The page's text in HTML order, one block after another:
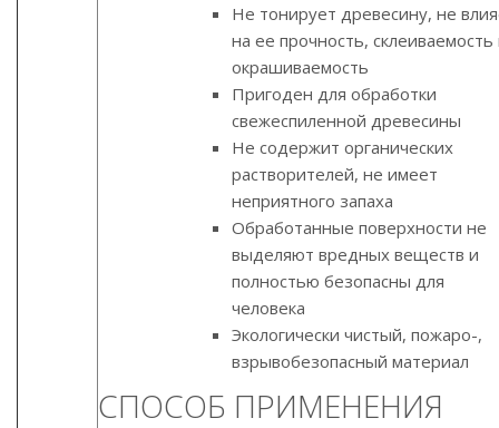
Не тонирует древесину, не
на ее прочность, склеиваемость
окрашиваемость
Пригоден для обработки
свежеспиленной древесины
Не содержит органических
растворителей, не имеет
неприятного запаха
Обработанные поверхности не
выделяют вредных веществ и
полностью безопасны для
человека
Экологически чистый, пожаро-,
взрывобезопасный материал
СПОСОБ ПРИМЕНЕНИЯ